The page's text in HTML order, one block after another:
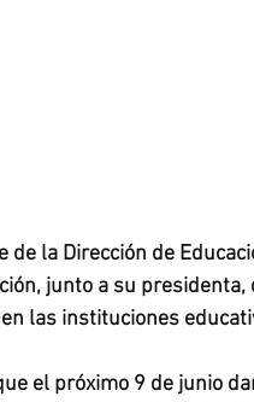
de la Dirección de
junto a su
las instituciones
el próximo 9 de junio